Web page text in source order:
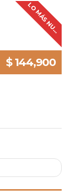
L
O
M
Á
S
N
U
E
V
O
$ 144,900